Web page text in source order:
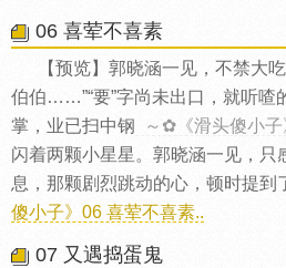
06 喜荤不喜素
【预览】郭晓涵一见，不禁大
伯伯……”“要”字尚未出口，就听喳
掌，业已扫中钢
～✿《滑头傻小
闪着两颗小星星。郭晓涵一见，只
息，那颗剧烈跳动的心，顿时提到
傻小子》06 喜荤不喜素..
07 又遇捣蛋鬼